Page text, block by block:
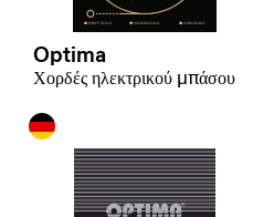
Optima
Χορδές ηλεκτρικού μπάσου